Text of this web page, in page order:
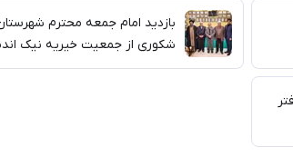
بازدید امام جمعه محترم
شکوری از جمعیت خیریه نیک